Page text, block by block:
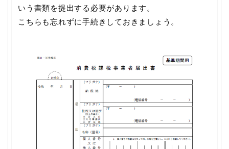
いう書類を提出する必要があります。
こちらも忘れずに手続きしておきましょう。